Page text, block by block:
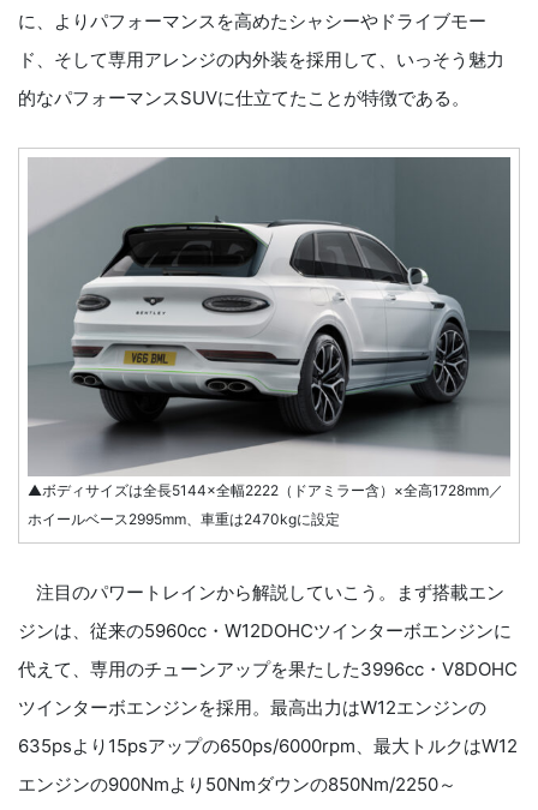
に、よりパフォーマンスを高めたシャシーやドライブモー
ド、そして専用アレンジの内外装を採用して、いっそう魅力
的なパフォーマンスSUVに仕立てたことが特徴である。
▲ボディサイズは全長5144×全幅2222（ドアミラー含）×全高1728mm／
ホイールベース2995mm、車重は2470kgに設定
注目のパワートレインから解説していこう。まず搭載エン
ジンは、従来の5960cc・W12DOHCツインターボエンジンに
代えて、専用のチューンアップを果たした3996cc・V8DOHC
ツインターボエンジンを採用。最高出力はW12エンジンの
635psより15psアップの650ps/6000rpm、最大トルクはW12
エンジンの900Nmより50Nmダウンの850Nm/2250～